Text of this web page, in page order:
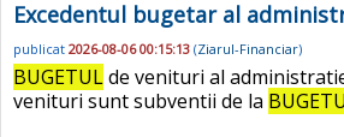
Excedentul bugetar al
publicat 2026-08-06 00:15:13 (Ziarul-Financiar)
BUGETULde venituri al
venituri sunt subventii de la